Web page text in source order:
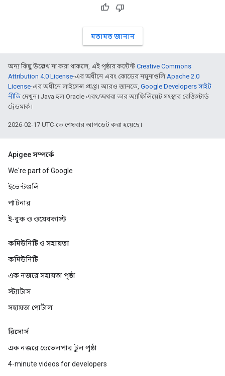
মতামত জানান
অন্য কিছু উল্লেখ না করা থাকলে, এই পৃষ্ঠার কন্টেন্ট Creative Commons
Attribution 4.0 License-এর অধীনে এবং কোডের নমুনাগুলিApache 2.0
License-এর অধীনে লাইসেন্স প্রাপ্ত। আরও জানতে, Google Developers সাইট
নীতি দেখুন। Java হল Oracle এবং/অথবা তার অ্যাফিলিয়েট সংস্থার রেজিস্টার্ড
ট্রেডমার্ক।
2026-02-17 UTC-তে শেষবার আপডেট করা হয়েছে।
Apigee সম্পর্কে
We're part of Google
ইভেন্টগুলি
পার্টনার
ই-বুক ও ওয়েবকাস্ট
কমিউনিটি ও সহায়তা
কমিউনিটি
এক নজরে সহায়তা পৃষ্ঠা
স্ট্যাটাস
সহায়তা পোর্টাল
রিসোর্স
এক নজরে ডেভেলপার টুল পৃষ্ঠা
4-minute videos for developers